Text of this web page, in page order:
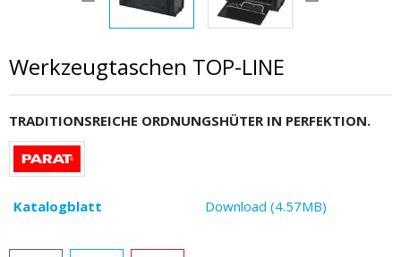
Werkzeugtaschen TOP-LINE
TRADITIONSREICHE ORDNUNGSHÜTER IN PERFEKTION.
Katalogblatt Download (4.57MB)